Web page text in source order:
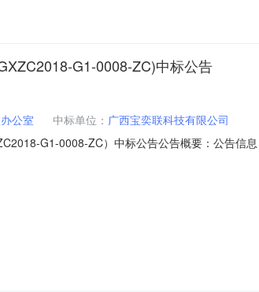
G1-0008-ZC)中标公告
公室 中标单位： 广西宝奕联科技有限公司
G1-0008-ZC）中标公告公告概要：公告信
总中标金额￥0万元（人民币）联系人及联系方式